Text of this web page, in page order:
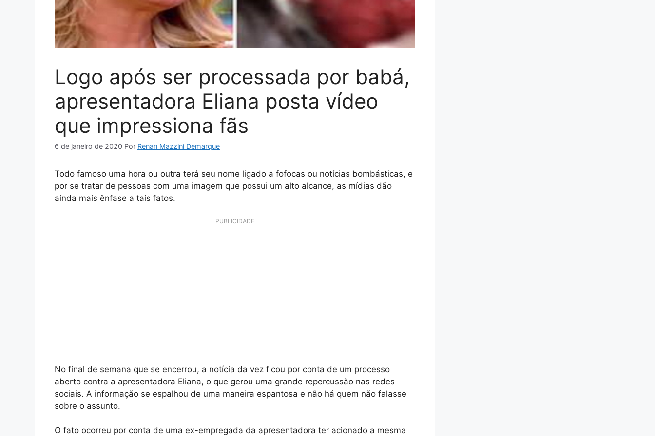
Logo após ser processada por babá,
apresentadora Eliana posta vídeo
que impressiona fãs
6 de janeiro de 2020 Por Renan Mazzini Demarque
Todo famoso uma hora ou outra terá seu nome ligado a fofocas ou notícias bombásticas, e
por se tratar de pessoas com uma imagem que possui um alto alcance, as mídias dão
ainda mais ênfase a tais fatos.
PUBLICIDADE
No final de semana que se encerrou, a notícia da vez ficou por conta de um processo
aberto contra a apresentadora Eliana, o que gerou uma grande repercussão nas redes
sociais. A informação se espalhou de uma maneira espantosa e não há quem não falasse
sobre o assunto.
O fato ocorreu por conta de uma ex-empregada da apresentadora ter acionado a mesma